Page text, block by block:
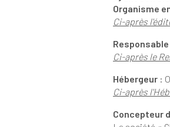
Organisme
Ci-après
Ci-après le
Hébergeur
Ci-après
Concepteur